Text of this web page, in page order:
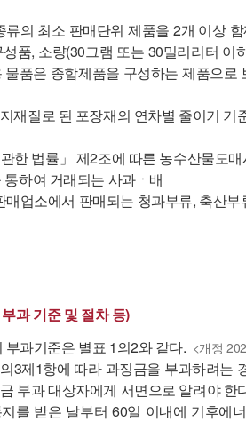
의 최소 판매단위 제품을 2개 이상
품, 소량(30그램 또는 30밀리리터 이
품은 종합제품을 구성하는 제품으로
재질로 된 포장재의 연차별 줄이기 기
한 법률」 제2조에 따른 농수산물도
하여 거래되는 사과ㆍ배
업소에서 판매되는 청과부류, 축산부
과 기준 및 절차 등)
과기준은 별표 1의2와 같다. <개정
제1항에 따라 과징금을 부과하려는
부과 대상자에게 서면으로 알려야 한
를 받은 날부터 60일 이내에 기후에